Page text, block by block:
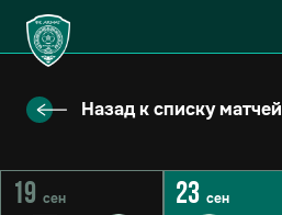
Назад к списку матчей
19 сен 23 сен